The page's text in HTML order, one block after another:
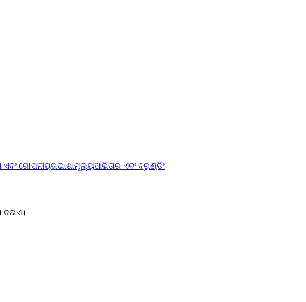
ଗୋପନୀୟତାଭାଷାମୂଲ୍ୟଆଭିତାର ଏବଂ ବ୍ରାଣ୍ଡିଂ